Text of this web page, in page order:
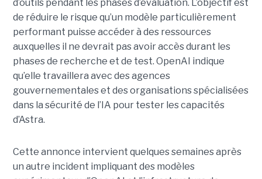
d’outils pendant les phases d’évaluation. L’objectif est
de réduire le risque qu’un modèle particulièrement
performant puisse accéder à des ressources
auxquelles il ne devrait pas avoir accès durant les
phases de recherche et de test. OpenAI indique
qu’elle travaillera avec des agences
gouvernementales et des organisations spécialisées
dans la sécurité de l’IA pour tester les capacités
d’Astra.
Cette annonce intervient quelques semaines après
un autre incident impliquant des modèles